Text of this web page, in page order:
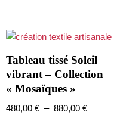
Tableau tissé Soleil
vibrant – Collection
« Mosaïques »
480,00 € – 880,00 €